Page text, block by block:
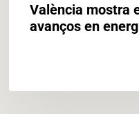
València mostra
avanços en